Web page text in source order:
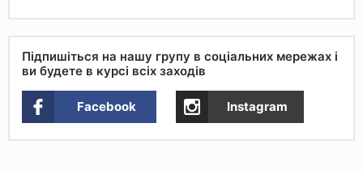
Підпишіться на нашу групу в соціальних мережах і
ви будете в курсі всіх заходів
Facebook Instagram